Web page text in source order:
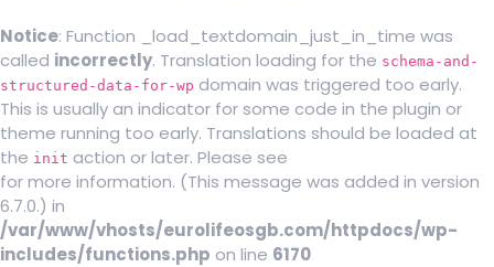
Notice: Function _load_textdomain_just_in_time was
called incorrectly. Translation loading for the schema-and-
structured-data-for-wp domain was triggered too early.
This is usually an indicator for some code in the plugin or
theme running too early. Translations should be loaded at
the init action or later. Please see
for more information. (This message was added in version
6.7.0.) in
/var/www/vhosts/eurolifeosgb.com/httpdocs/wp-
includes/functions.php on line 6170